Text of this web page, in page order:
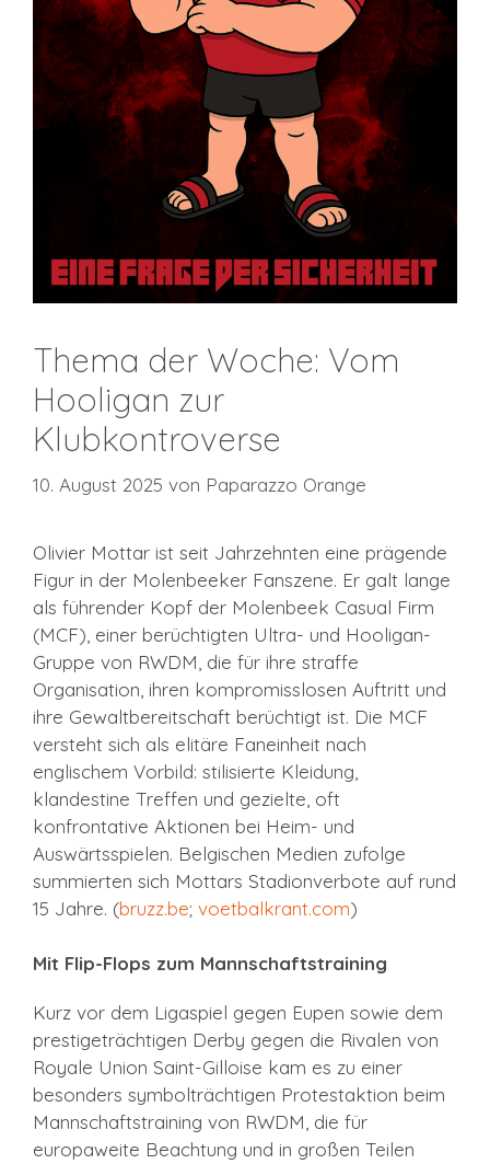
Thema der Woche: Vom
Hooligan zur
Klubkontroverse
10. August 2025 von Paparazzo Orange
Olivier Mottar ist seit Jahrzehnten eine prägende
Figur in der Molenbeeker Fanszene. Er galt lange
als führender Kopf der Molenbeek Casual Firm
(MCF), einer berüchtigten Ultra- und Hooligan-
Gruppe von RWDM, die für ihre straffe
Organisation, ihren kompromisslosen Auftritt und
ihre Gewaltbereitschaft berüchtigt ist. Die MCF
versteht sich als elitäre Faneinheit nach
englischem Vorbild: stilisierte Kleidung,
klandestine Treffen und gezielte, oft
konfrontative Aktionen bei Heim- und
Auswärtsspielen. Belgischen Medien zufolge
summierten sich Mottars Stadionverbote auf rund
15 Jahre. (bruzz.be; voetbalkrant.com)
Mit Flip-Flops zum Mannschaftstraining
Kurz vor dem Ligaspiel gegen Eupen sowie dem
prestigeträchtigen Derby gegen die Rivalen von
Royale Union Saint-Gilloise kam es zu einer
besonders symbolträchtigen Protestaktion beim
Mannschaftstraining von RWDM, die für
europaweite Beachtung und in großen Teilen